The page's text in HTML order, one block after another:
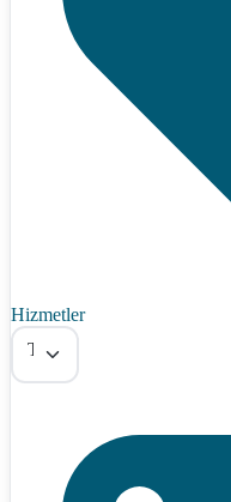
Hizmetler
Tümü